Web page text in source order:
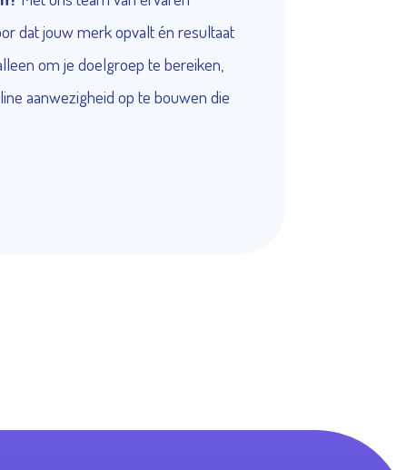
dat jouw merk opvalt én resultaat
om je doelgroep te bereiken,
aanwezigheid op te bouwen die